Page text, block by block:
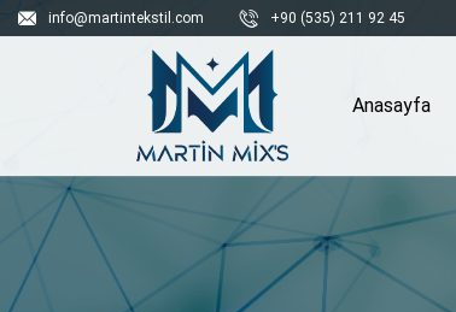
info@martintekstil.com +90 (535) 211 92 45
Anasayfa